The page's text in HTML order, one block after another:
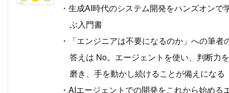
生成AI時代のシステム開発をハンズオンで
ぶ入門書
「エンジニアは不要になるのか」への筆者
答えは No。エージェントを使い、判断力を
磨き、手を動かし続けることが備えになる
AIエージェントでの開発をこれから始める